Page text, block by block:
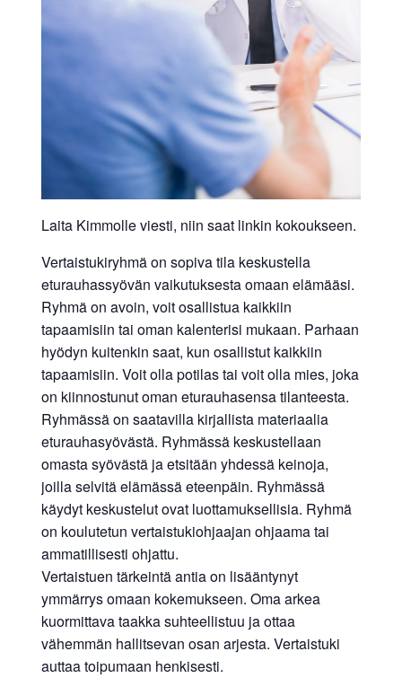
Laita Kimmolle viesti, niin saat linkin kokoukseen.
Vertaistukiryhmä on sopiva tila keskustella
eturauhassyövän vaikutuksesta omaan elämääsi.
Ryhmä on avoin, voit osallistua kaikkiin
tapaamisiin tai oman kalenterisi mukaan. Parhaan
hyödyn kuitenkin saat, kun osallistut kaikkiin
tapaamisiin. Voit olla potilas tai voit olla mies, joka
on kiinnostunut oman eturauhasensa tilanteesta.
Ryhmässä on saatavilla kirjallista materiaalia
eturauhasyövästä. Ryhmässä keskustellaan
omasta syövästä ja etsitään yhdessä keinoja,
joilla selvitä elämässä eteenpäin. Ryhmässä
käydyt keskustelut ovat luottamuksellisia. Ryhmä
on koulutetun vertaistukiohjaajan ohjaama tai
ammatillisesti ohjattu.
Vertaistuen tärkeintä antia on lisääntynyt
ymmärrys omaan kokemukseen. Oma arkea
kuormittava taakka suhteellistuu ja ottaa
vähemmän hallitsevan osan arjesta. Vertaistuki
auttaa toipumaan henkisesti.